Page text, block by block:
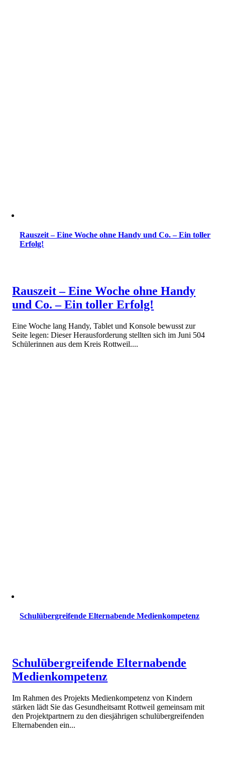
Rauszeit – Eine Woche ohne Handy und Co. – Ein toller
Erfolg!
Rauszeit – Eine Woche ohne Handy
und Co. – Ein toller Erfolg!
Eine Woche lang Handy, Tablet und Konsole bewusst zur
Seite legen: Dieser Herausforderung stellten sich im Juni 504
Schülerinnen aus dem Kreis Rottweil....
Schulübergreifende Elternabende Medienkompetenz
Schulübergreifende Elternabende
Medienkompetenz
Im Rahmen des Projekts Medienkompetenz von Kindern
stärken lädt Sie das Gesundheitsamt Rottweil gemeinsam mit
den Projektpartnern zu den diesjährigen schulübergreifenden
Elternabenden ein...